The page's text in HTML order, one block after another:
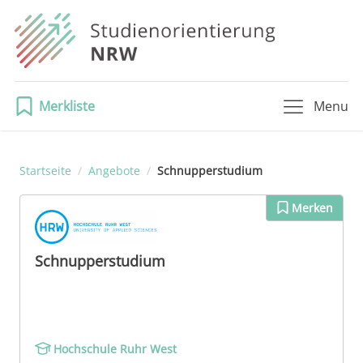
Merkliste Menu
Startseite / Angebote / Schnupperstudium
Merken
Schnupperstudium
Hochschule Ruhr West